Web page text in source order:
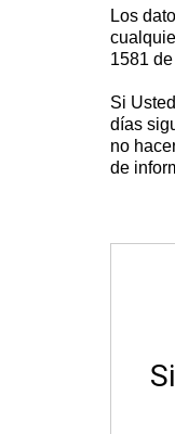
Los
1581
Si
días
no
de